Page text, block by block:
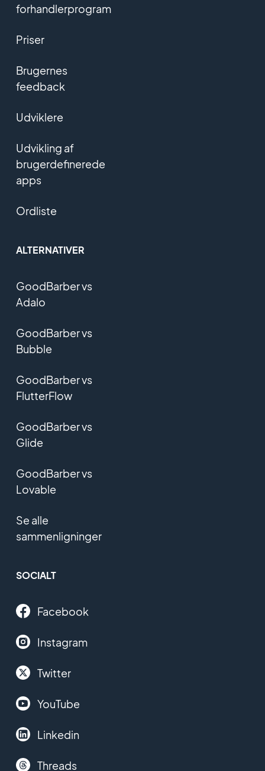
forhandlerprogram
Priser
Brugernes
feedback
Udviklere
Udvikling af
brugerdefinerede
apps
Ordliste
ALTERNATIVER
GoodBarber vs
Adalo
GoodBarber vs
Bubble
GoodBarber vs
FlutterFlow
GoodBarber vs
Glide
GoodBarber vs
Lovable
Se alle
sammenligninger
SOCIALT
Facebook
Instagram
Twitter
YouTube
Linkedin
Threads